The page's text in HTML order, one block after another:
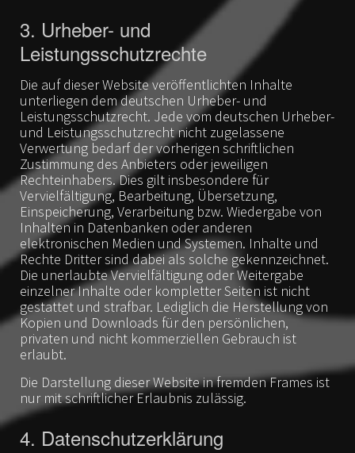
3. Urheber- und
Leistungsschutzrechte
Die auf dieser Website veröffentlichten Inhalte
unterliegen dem deutschen Urheber- und
Leistungsschutzrecht. Jede vom deutschen Urheber-
und Leistungsschutzrecht nicht zugelassene
Verwertung bedarf der vorherigen schriftlichen
Zustimmung des Anbieters oder jeweiligen
Rechteinhabers. Dies gilt insbesondere für
Vervielfältigung, Bearbeitung, Übersetzung,
Einspeicherung, Verarbeitung bzw. Wiedergabe von
Inhalten in Datenbanken oder anderen
elektronischen Medien und Systemen. Inhalte und
Rechte Dritter sind dabei als solche gekennzeichnet.
Die unerlaubte Vervielfältigung oder Weitergabe
einzelner Inhalte oder kompletter Seiten ist nicht
gestattet und strafbar. Lediglich die Herstellung von
Kopien und Downloads für den persönlichen,
privaten und nicht kommerziellen Gebrauch ist
erlaubt.
Die Darstellung dieser Website in fremden Frames ist
nur mit schriftlicher Erlaubnis zulässig.
4. Datenschutzerklärung